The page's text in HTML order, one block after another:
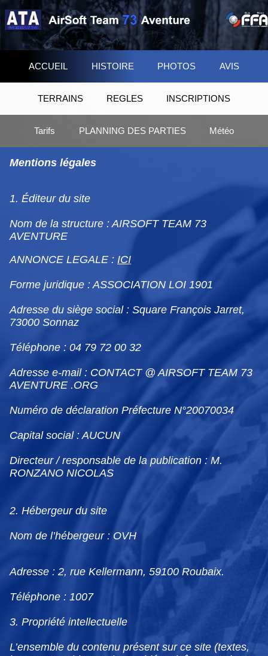
ACCUEIL HISTOIRE PHOTOS AVIS
TERRAINS REGLES INSCRIPTIONS
Tarifs PLANNING DES PARTIES Météo
Mentions légales
1. Éditeur du site
Nom de la structure : AIRSOFT TEAM 73
AVENTURE
ANNONCE LEGALE : ICI
Forme juridique : ASSOCIATION LOI 1901
Adresse du siège social : Square François Jarret,
73000 Sonnaz
Téléphone : 04 79 72 00 32
Adresse e-mail : CONTACT @ AIRSOFT TEAM 73
AVENTURE .ORG
Numéro de déclaration Préfecture N°20070034
Capital social : AUCUN
Directeur / responsable de la publication : M.
RONZANO NICOLAS
2. Hébergeur du site
Nom de l’hébergeur : OVH
Adresse : 2, rue Kellermann, 59100 Roubaix.
Téléphone : 1007
3. Propriété intellectuelle
L’ensemble du contenu présent sur ce site (textes,